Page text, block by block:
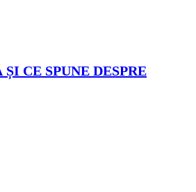
CE SPUNE DESPRE